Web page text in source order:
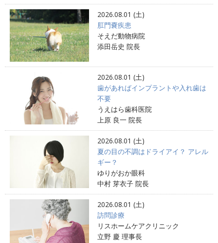
2026.08.01 (土)
肛門嚢疾患
そえだ動物病院
添田岳史 院長
2026.08.01 (土)
歯があればインプラントや入れ歯は
不要
うえはら歯科医院
上原 良一 院長
2026.08.01 (土)
夏の目の不調はドライアイ？ アレル
ギー？
ゆりがおか眼科
中村 芽衣子 院長
2026.08.01 (土)
訪問診療
リスホームケアクリニック
立野 慶 理事長